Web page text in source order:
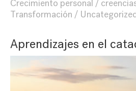
Crecimiento personal
Transformación
Aprendizajes en el